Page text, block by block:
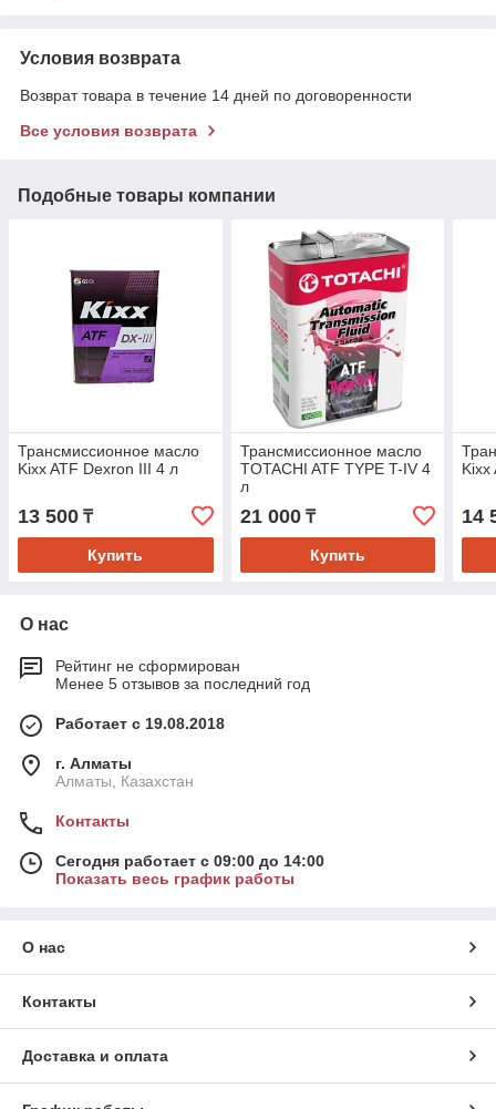
Условия возврата
Возврат товара в течение 14 дней по договоренности
Все условия возврата
Подобные товары компании
Трансмиссионное масло
Kixx ATF Dexron III 4 л
13 500 ₸
Купить
Трансмиссионное масло
TOTACHI ATF TYPE T-IV 4
л
21 000₸
Купить
Kixx
14
О нас
Рейтинг не сформирован
Менее 5 отзывов за последний год
Работает с 19.08.2018
г. Алматы
Алматы, Казахстан
Контакты
Сегодня работает с 09:00 до 14:00
Показать весь график работы
О нас
Контакты
Доставка и оплата